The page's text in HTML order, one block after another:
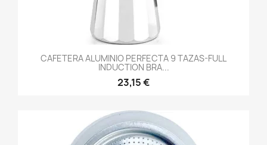
CAFETERA ALUMINIO PERFECTA 9 TAZAS-FULL
INDUCTION BRA...
23,15 €